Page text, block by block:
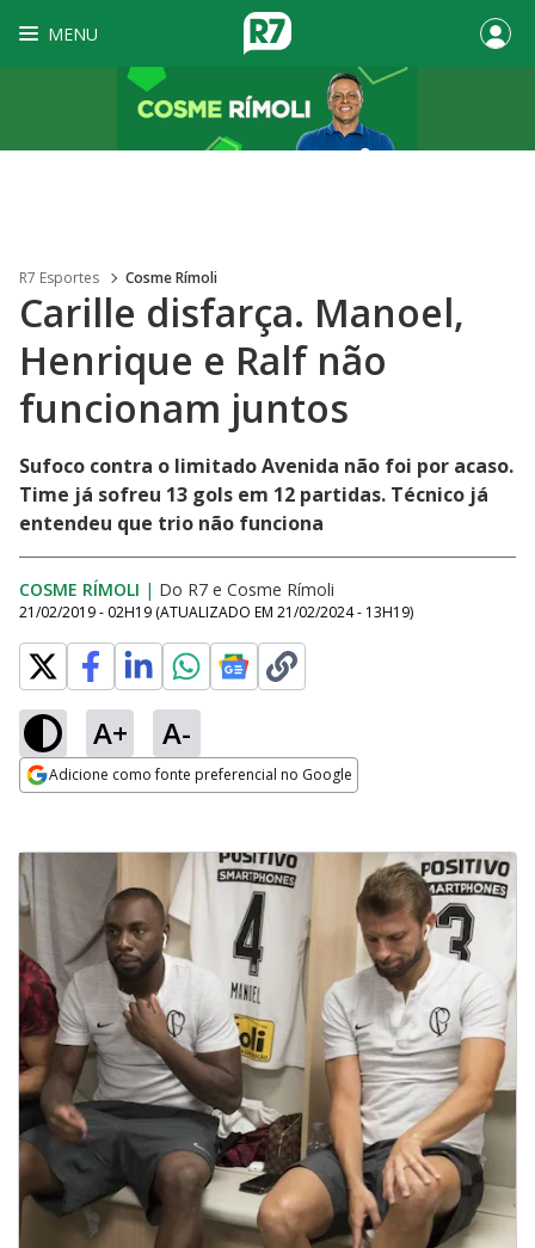
MENU
R7 Esportes Cosme Rímoli
Carille disfarça. Manoel,
Henrique e Ralf não
funcionam juntos
Sufoco contra o limitado Avenida não foi por acaso.
Time já sofreu 13 gols em 12 partidas. Técnico já
entendeu que trio não funciona
COSME RÍMOLI | Do R7 e Cosme Rímoli
21/02/2019 - 02H19 (ATUALIZADO EM 21/02/2024 - 13H19)
A+ A-
Adicione como fonte preferencial no Google